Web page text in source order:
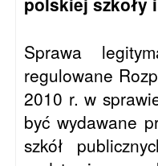
Sprawa
regulowane
2010 r. w
być wydawane
szkół